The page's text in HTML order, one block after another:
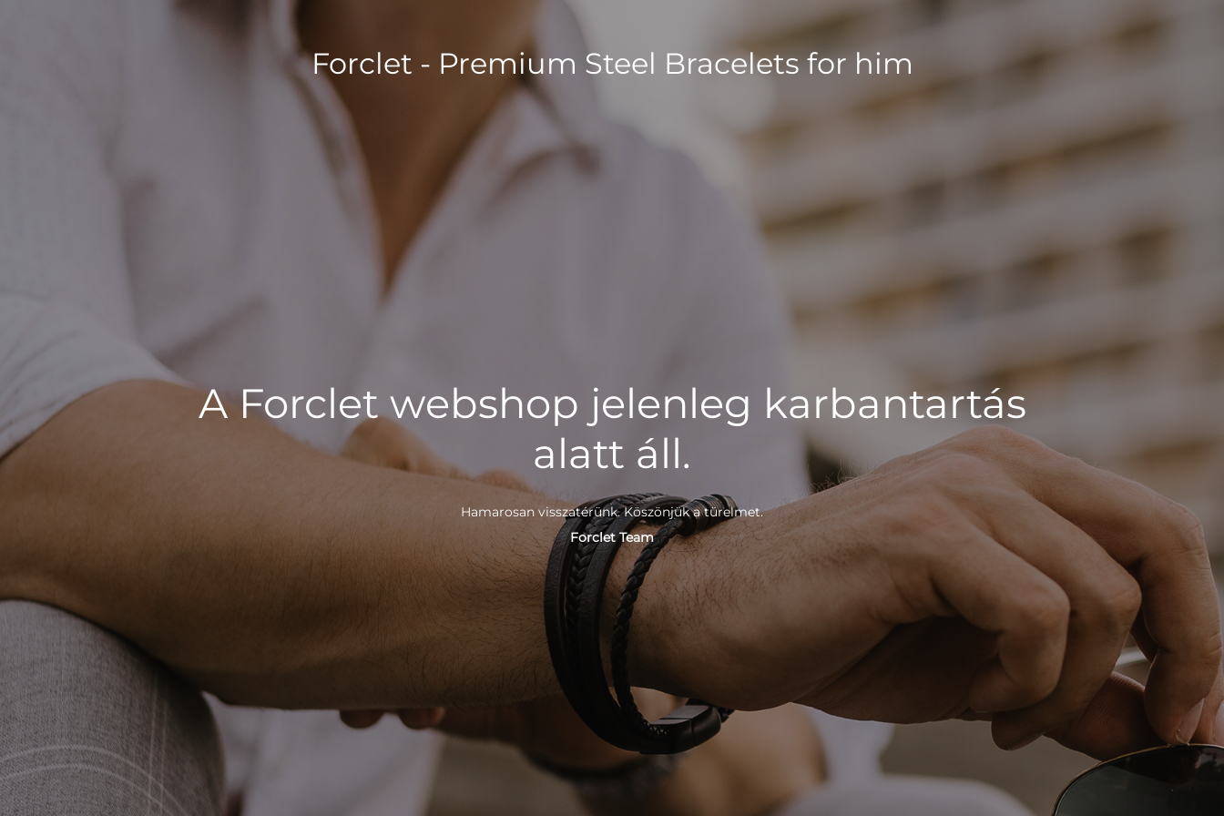
Forclet - Premium Steel Bracelets for him
A Forclet webshop jelenleg karbantartás
alatt áll.
Hamarosan visszatérünk. Köszönjük a türelmet.
Forclet Team